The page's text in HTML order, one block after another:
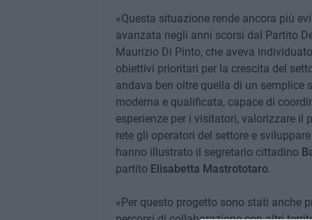
«Questa situazione rende ancora più
avanzata negli anni scorsi dal Partito
Maurizio Di Pinto, che aveva
obiettivi prioritari per la crescita del
andava ben oltre quella di un
moderna e qualificata, capace di
esperienze per i visitatori, valorizzare il
rete gli operatori del settore e
hanno illustrato il segretario cittadino
partito Elisabetta Mastrototaro.
«Per questo progetto sono stati anche